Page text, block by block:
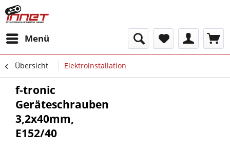
Menü
Übersicht Elektroinstallation
f-tronic
Geräteschrauben
3,2x40mm,
E152/40